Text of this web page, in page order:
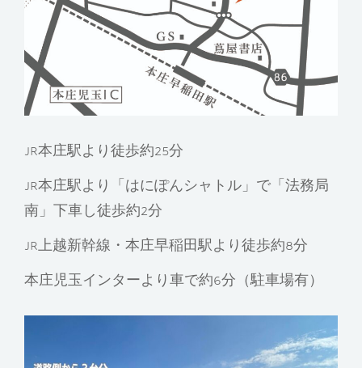
JR本庄駅より徒歩約25分
JR本庄駅より「はにぽんシャトル」で「法務局
南」下車し徒歩約2分
JR上越新幹線・本庄早稲田駅より徒歩約8分
本庄児玉インターより車で約6分（駐車場有）